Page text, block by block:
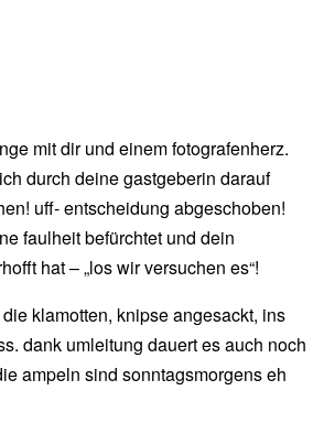
mit dir und einem fotografenherz.
durch deine gastgeberin darauf
uff- entscheidung abgeschoben!
faulheit befürchtet und dein
hat – „los wir versuchen es“!
klamotten, knipse angesackt, ins
dank umleitung dauert es auch noch
ampeln sind sonntagsmorgens eh